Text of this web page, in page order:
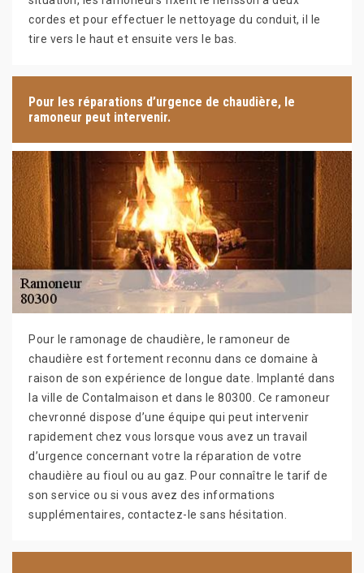
cordes et pour effectuer le nettoyage du conduit, il le
tire vers le haut et ensuite vers le bas.
Pour les réparations d’urgence de chaudière, le
ramoneur peut intervenir.
Pour le ramonage de chaudière, le ramoneur de
chaudière est fortement reconnu dans ce domaine à
raison de son expérience de longue date. Implanté dans
la ville de Contalmaison et dans le 80300. Ce ramoneur
chevronné dispose d’une équipe qui peut intervenir
rapidement chez vous lorsque vous avez un travail
d’urgence concernant votre la réparation de votre
chaudière au fioul ou au gaz. Pour connaître le tarif de
son service ou si vous avez des informations
supplémentaires, contactez-le sans hésitation.